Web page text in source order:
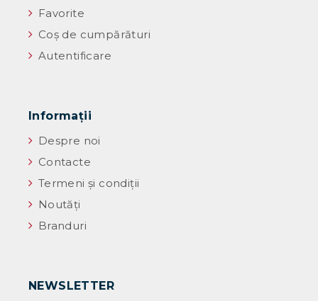
Favorite
Coș de cumpărături
Autentificare
Informaţii
Despre noi
Contacte
Termeni și condiții
Noutăţi
Branduri
NEWSLETTER